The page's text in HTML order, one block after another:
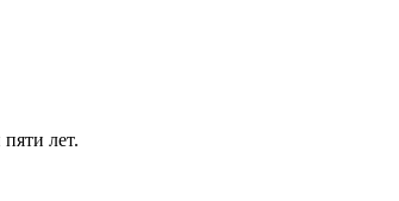
лет.